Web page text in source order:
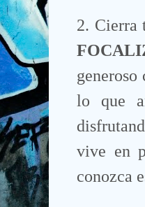
2. Cierra
lo que
vive en
conozca